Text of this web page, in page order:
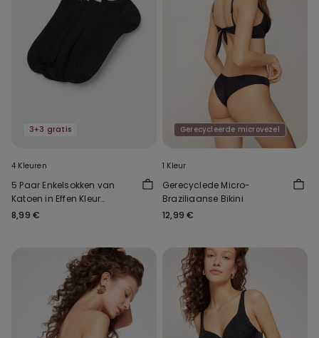
3+3 gratis
4 Kleuren
5 Paar Enkelsokken van
Katoen in Effen Kleur
Uniseks
8,99 €
Gerecycleerde microvezel
1 Kleur
Gerecyclede Micro-
Braziliaanse Bikini
12,99 €